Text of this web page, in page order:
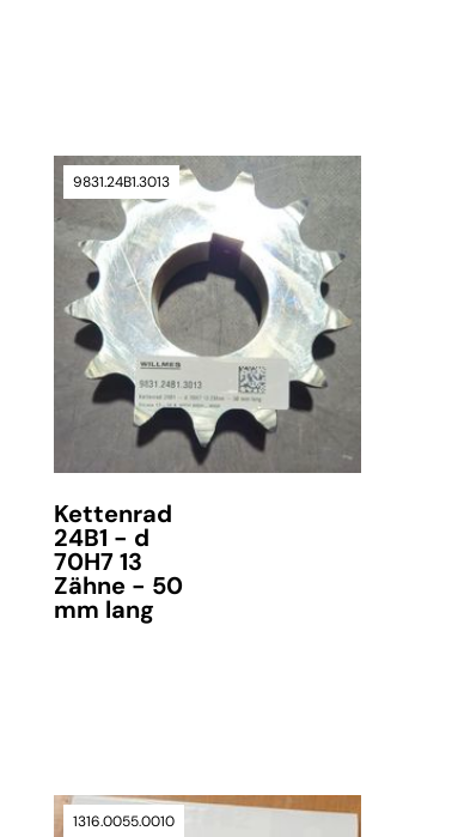
9831.24B1.3013
Kettenrad
24B1 - d
70H7 13
Zähne - 50
mm lang
1316.0055.0010